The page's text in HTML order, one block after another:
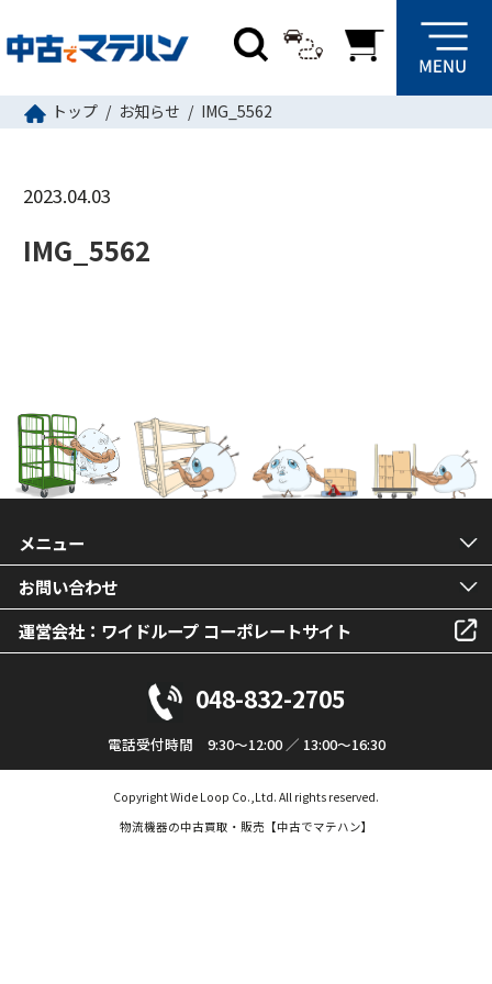
トップ お知らせ IMG_5562
2023.04.03
IMG_5562
メニュー
お問い合わせ
運営会社：ワイドループ コーポレートサイト
048-832-2705
電話受付時間 9:30～12:00 ／ 13:00～16:30
Copyright Wide Loop Co.,Ltd. All rights reserved.
物流機器の中古買取・販売【中古でマテハン】